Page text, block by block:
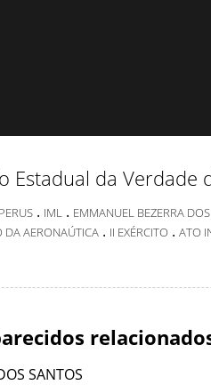
Estadual da Verdade
PERUS . IML . EMMANUEL BEZERRA
DA AERONAÚTICA . II EXÉRCITO . ATO
SANTOS